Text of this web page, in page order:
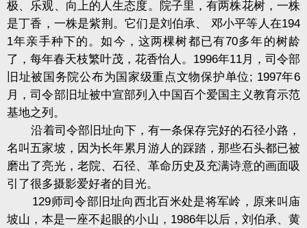
极、乐观、向上的人生态度。院子里，有两株花树，一株
是丁香，一株是紫荆。它们 是刘伯承、 邓小平等人在194
1年亲手种下的。如今，这两棵树都已有70多年的树龄
了，每年春天枝繁叶茂，花香怡人。1996年11月，司令部
旧址被国务院公布为国家级重点文物保护单位; 1997年6
月，司令部旧址被中宣部列入中国百个爱国主义教育示范
基地之列。
沿着司令部旧址向下，有一条保存完好的石径小路，
名叫五家坡，因为长年累月游人的踩踏，那些石头都已被
磨出了亮光，老院、石径、革命历史及充满诗意的画面吸
引了很多摄影爱好者的目光。
129师司令部旧址向西北百米处是将军岭，原来叫庙
坡山，本是一座不起眼的小山，1986年以后，刘伯承、黄